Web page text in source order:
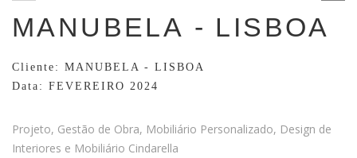
MANUBELA - LISBOA
Cliente: MANUBELA - LISBOA
Data: FEVEREIRO 2024
Projeto, Gestão de Obra, Mobiliário Personalizado, Design de
Interiores e Mobiliário Cindarella